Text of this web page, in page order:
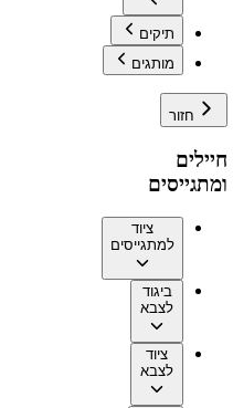
תיקים
מותגים
חזור
חיילים
ומתגייסים
ציוד
למתגייסים
ביגוד
לצבא
ציוד
לצבא